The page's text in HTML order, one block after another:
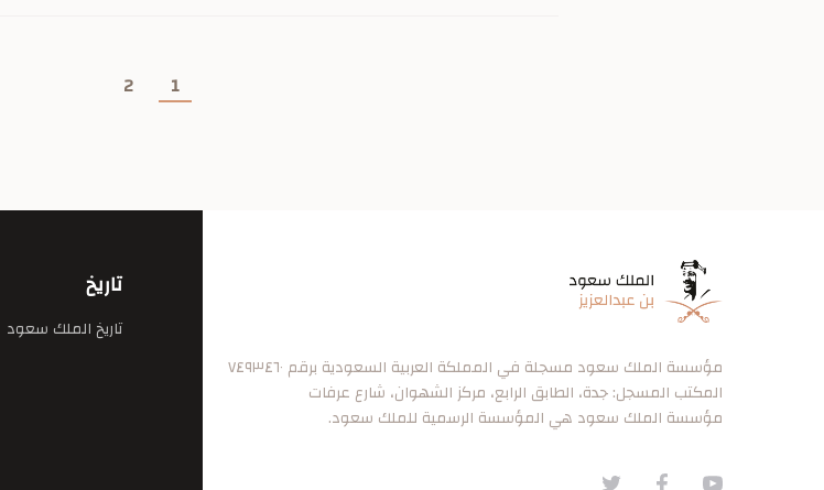
1
2
تاريخ
تاريخ الملك سعود
مؤسسة الملك سعود مسجلة في المملكة العربية السعودية برقم ٧٤٩٣٤٦٠
المكتب المسجل: جدة، الطابق الرابع، مركز الشهوان، شارع عرفات
مؤسسة الملك سعود هي المؤسسة الرسمية للملك سعود.